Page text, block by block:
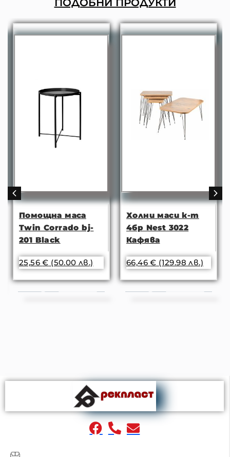
ПОДОБНИ ПРОДУКТИ
Помощна маса
Twin Corrado bj-
201 Black
25,56€ (50.00 лв.)
Холни маси к-т
4бр Nest 3022
Кафява
66,46€ (129.98 лв.)